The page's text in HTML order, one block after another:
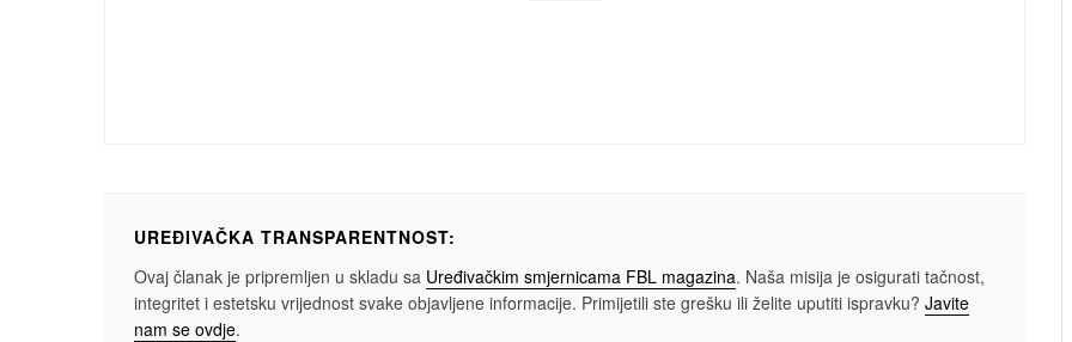
UREĐIVAČKA TRANSPARENTNOST:
Ovaj članak je pripremljen u skladu sa Uređivačkim smjernicama FBL magazina. Naša misija je osigurati tačnost,
integritet i estetsku vrijednost svake objavljene informacije. Primijetili ste grešku ili želite uputiti ispravku? Javite
nam se ovdje.